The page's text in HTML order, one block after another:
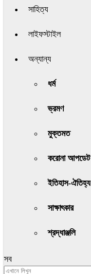
সাহিত্য
লাইফস্টাইল
অন্যান্য
ধর্ম
ভ্রমণ
মুক্তমত
করোনা আপডেট
ইতিহাস-ঐতিহ্য
সাক্ষাৎকার
শ্রদ্ধাঞ্জলি
সব